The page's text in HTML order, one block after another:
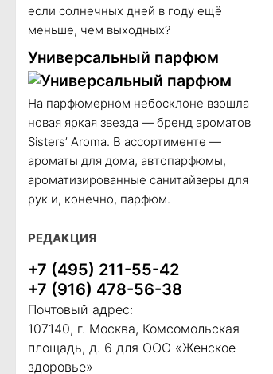
если солнечных дней в году ещё
меньше, чем выходных?
Универсальный парфюм
На парфюмерном небосклоне взошла
новая яркая звезда — бренд ароматов
Sisters’ Aroma. В ассортименте —
ароматы для дома, автопарфюмы,
ароматизированные санитайзеры для
рук и, конечно, парфюм.
РЕДАКЦИЯ
+7 (495) 211-55-42
+7 (916) 478-56-38
Почтовый адрес:
107140, г. Москва, Комсомольская
площадь, д. 6 для ООО «Женское
здоровье»